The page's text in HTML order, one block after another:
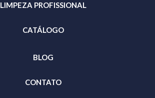
LIMPEZA PROFISSIONAL
CATÁLOGO
BLOG
CONTATO